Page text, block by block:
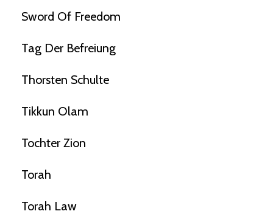
Sword Of Freedom
Tag Der Befreiung
Thorsten Schulte
Tikkun Olam
Tochter Zion
Torah
Torah Law